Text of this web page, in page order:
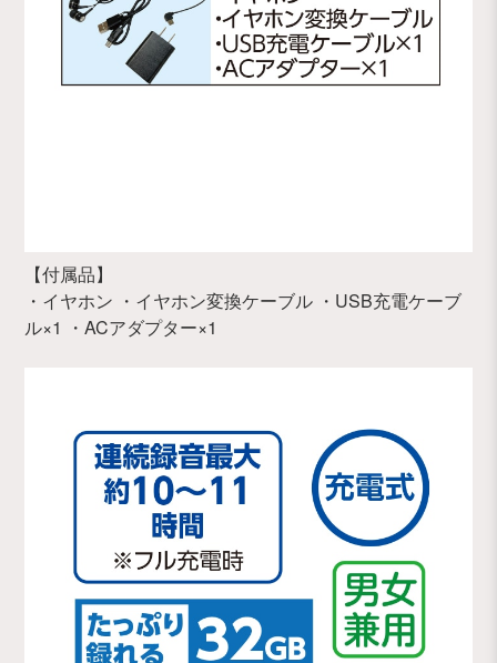
【付属品】
・イヤホン ・イヤホン変換ケーブル ・USB充電ケーブ
ル×1 ・ACアダプター×1